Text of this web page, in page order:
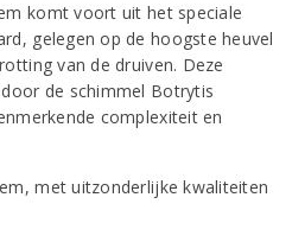
komt voort uit het speciale
gelegen op de hoogste heuvel
van de druiven. Deze
de schimmel Botrytis
complexiteit en
met uitzonderlijke kwaliteiten